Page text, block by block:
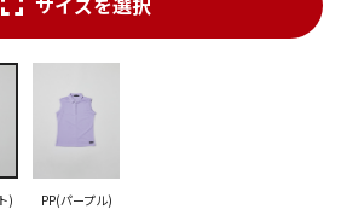
) PP(パープル)